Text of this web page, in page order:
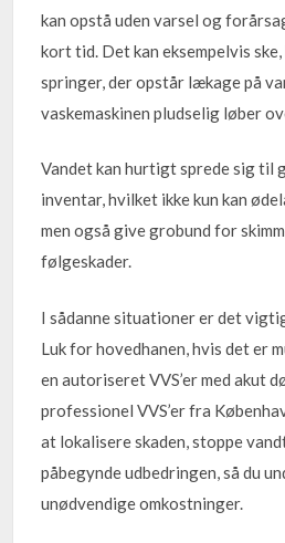
kan opstå uden varsel og
kort tid. Det kan eksempelvis
springer, der opstår lækage på
vaskemaskinen pludselig løber
Vandet kan hurtigt sprede sig til
inventar, hvilket ikke kun kan
men også give grobund for
følgeskader.
I sådanne situationer er det
Luk for hovedhanen, hvis det er
en autoriseret VVS’er med akut
professionel VVS’er fra
at lokalisere skaden, stoppe
påbegynde udbedringen, så du
unødvendige omkostninger.